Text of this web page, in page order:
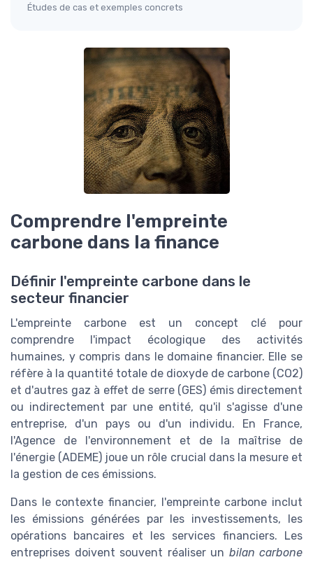
Études de cas et exemples concrets
Comprendre l'empreinte
carbone dans la finance
Définir l'empreinte carbone dans le
secteur financier
L'empreinte carbone est un concept clé pour
comprendre l'impact écologique des activités
humaines, y compris dans le domaine financier. Elle se
réfère à la quantité totale de dioxyde de carbone (CO2)
et d'autres gaz à effet de serre (GES) émis directement
ou indirectement par une entité, qu'il s'agisse d'une
entreprise, d'un pays ou d'un individu. En France,
l'Agence de l'environnement et de la maîtrise de
l'énergie (ADEME) joue un rôle crucial dans la mesure et
la gestion de ces émissions.
Dans le contexte financier, l'empreinte carbone inclut
les émissions générées par les investissements, les
opérations bancaires et les services financiers. Les
entreprises doivent souvent réaliser un bilan carbone